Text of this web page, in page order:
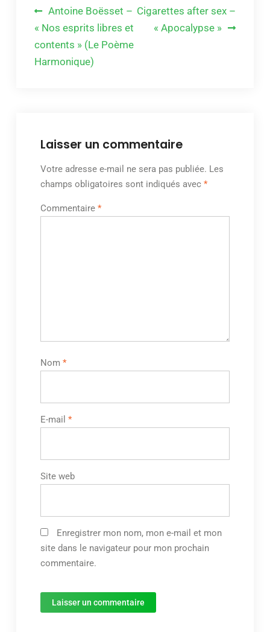
Navigation
de
l’article
Antoine Boësset –
« Nos esprits libres et
contents » (Le Poème
Harmonique)
Cigarettes after sex –
« Apocalypse »
Laisser un commentaire
Votre adresse e-mail ne sera pas publiée. Les
champs obligatoires sont indiqués avec *
Commentaire *
Nom *
E-mail *
Site web
Enregistrer mon nom, mon e-mail et mon
site dans le navigateur pour mon prochain
commentaire.